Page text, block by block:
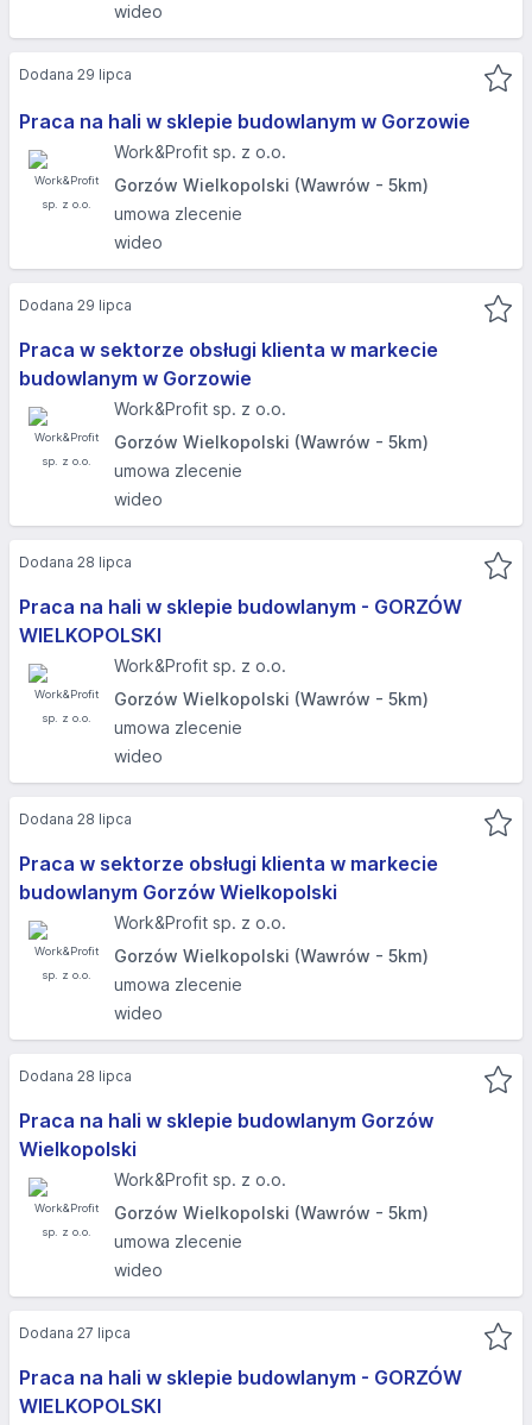
wideo
Praca na hali w sklepie budowlanym w Gorzowie
Work&Profit sp. z o.o.
Gorzów Wielkopolski (Wawrów - 5km)
umowa zlecenie
wideo
Dodana 29 lipca
Praca w sektorze obsługi klienta w markecie
budowlanym w Gorzowie
Work&Profit sp. z o.o.
Gorzów Wielkopolski (Wawrów - 5km)
umowa zlecenie
wideo
Dodana 29 lipca
Praca na hali w sklepie budowlanym - GORZÓW
WIELKOPOLSKI​
Work&Profit sp. z o.o.
Gorzów Wielkopolski (Wawrów - 5km)
umowa zlecenie
wideo
Dodana 28 lipca
Praca w sektorze obsługi klienta w markecie
budowlanym Gorzów Wielkopolski
Work&Profit sp. z o.o.
Gorzów Wielkopolski (Wawrów - 5km)
umowa zlecenie
wideo
Dodana 28 lipca
Praca na hali w sklepie budowlanym Gorzów
Wielkopolski
Work&Profit sp. z o.o.
Gorzów Wielkopolski (Wawrów - 5km)
umowa zlecenie
wideo
Dodana 28 lipca
Praca na hali w sklepie budowlanym - GORZÓW
WIELKOPOLSKI​
Dodana 27 lipca